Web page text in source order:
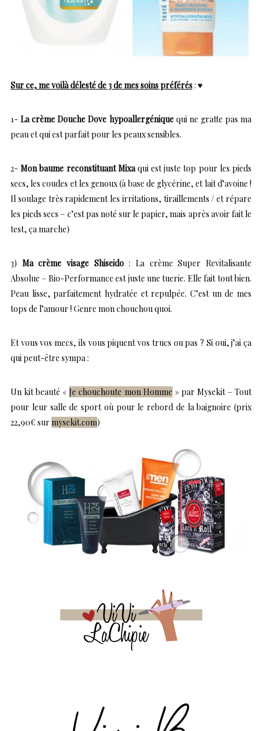
Sur ce, me voilà délesté de 3 de mes soins préférés: ♥
1-La crème Douche Dove hypoallergéniquequi ne gratte pas ma
peau et qui est parfait pour les peaux sensibles.
2-Mon baume reconstituant Mixaqui est juste top pour les pieds
secs, les coudes et les genoux (à base de glycérine, et lait d’avoine !
Il soulage très rapidement les irritations, tiraillements / et répare
les pieds secs – c’est pas noté sur le papier, mais après avoir fait le
test, ça marche)
3) Ma crème visage Shiseido: La crème Super Revitalisante
Absolue – Bio-Performance est juste une tuerie. Elle fait tout bien.
Peau lisse, parfaitement hydratée et repulpée. C’est un de mes
tops de l’amour ! Genre mon chouchou quoi.
Et vous vos mecs, ils vous piquent vos trucs ou pas ? Si oui, j’ai ça
qui peut-être sympa :
Un kit beauté «Je chouchoute mon Homme » par Mysekit – Tout
pour leur salle de sport où pour le rebord de la baignoire (prix
22,90€ sur mysekit.com)